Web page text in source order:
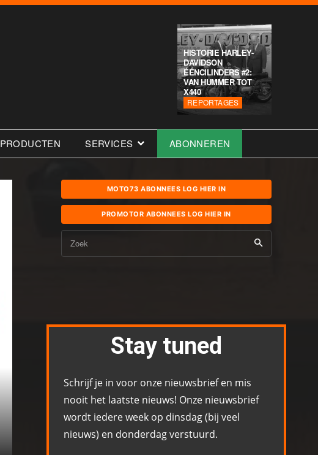
HISTORIE HARLEY-
DAVIDSON
ÉÉNCILINDERS #2:
VAN HUMMER TOT
X440
REPORTAGES
PRODUCTEN SERVICES ABONNEREN
MOTO73 ABONNEES LOG HIER IN
PROMOTOR ABONNEES LOG HIER IN
Zoek
Stay tuned
Schrijf je in voor onze nieuwsbrief en mis
nooit het laatste nieuws! Onze nieuwsbrief
wordt iedere week op dinsdag (bij veel
nieuws) en donderdag verstuurd.